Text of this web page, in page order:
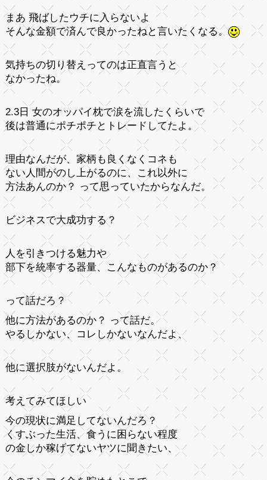
まあ 飛ばしたウチに入らないよ
そんな金額で済んで良かったねと言いたくなる。
気持ちの切り替えってのは正直言うと
なかったね。
2.3日 女のオッパイ枕で涙を流したくらいで
後は普通にポチポチとトレードしてたよ。
理由なんだが、家柄も良くなくコネも
ない人間がのし上がるのに、これ以外に
方法あんのか？ って思っていたからなんだ。
ビジネスで大成功する？
人を引きつける魅力や
部下を統率する器量、こんなものがあるのか？
って話だろ？
他に方法があるのか？ って話だ。
やるしかない、コレしかないなんだよ、
他に選択肢がないんだよ。
考えてみてほしい
今の現状に満足してないんだろ？
くすぶった生活、食うに困らない程度
の金しか稼げてないヤツに聞きたい、